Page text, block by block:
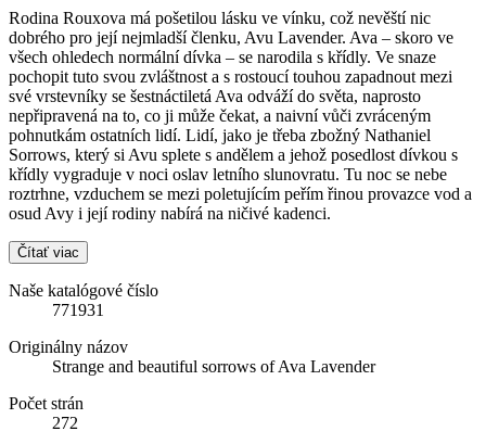
Rodina Rouxova má pošetilou lásku ve vínku, což nevěští nic
dobrého pro její nejmladší členku, Avu Lavender. Ava – skoro ve
všech ohledech normální dívka – se narodila s křídly. Ve snaze
pochopit tuto svou zvláštnost a s rostoucí touhou zapadnout mezi
své vrstevníky se šestnáctiletá Ava odváží do světa, naprosto
nepřipravená na to, co ji může čekat, a naivní vůči zvráceným
pohnutkám ostatních lidí. Lidí, jako je třeba zbožný Nathaniel
Sorrows, který si Avu splete s andělem a jehož posedlost dívkou s
křídly vygraduje v noci oslav letního slunovratu. Tu noc se nebe
roztrhne, vzduchem se mezi poletujícím peřím řinou provazce vod a
osud Avy i její rodiny nabírá na ničivé kadenci.
Čítať viac
Naše katalógové číslo
771931
Originálny názov
Strange and beautiful sorrows of Ava Lavender
Počet strán
272